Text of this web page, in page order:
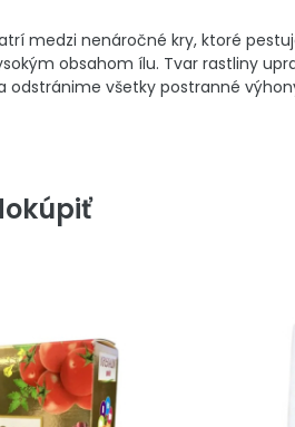
medzi nenáročné kry, ktoré
obsahom ílu. Tvar rastliny
odstránime všetky postranné